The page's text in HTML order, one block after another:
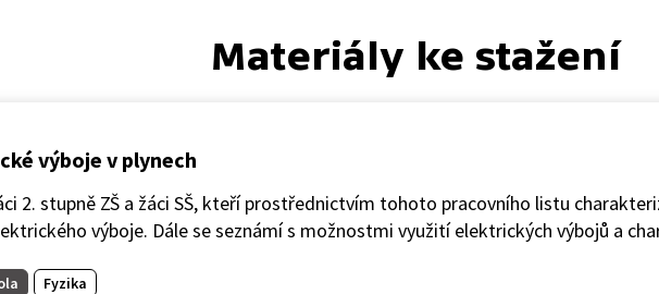
Materiály ke stažení
výboje v plynech
2. stupně ZŠ a žáci SŠ, kteří prostřednictvím tohoto pracovního listu
výboje. Dále se seznámí s možnostmi využití elektrických výbojů a
Fyzika